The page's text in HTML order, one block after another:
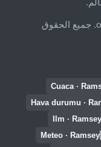
حقوق النشر © الطقس.online 2026. جميع الحقوق
Cuaca ·
Hava durumu ·
Ilm · Ramsey
Meteo · Ramsey